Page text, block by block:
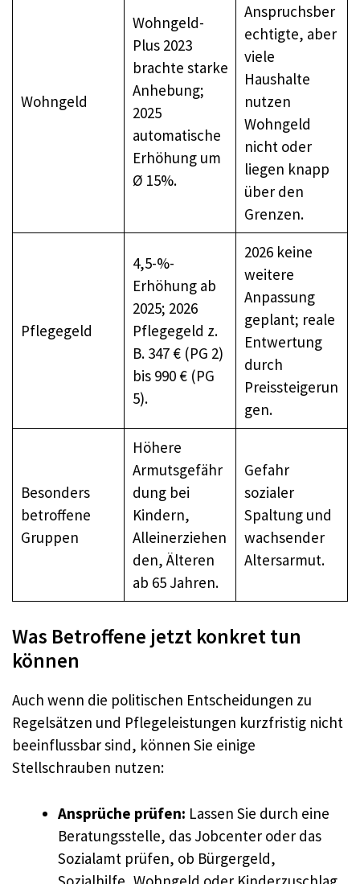
Wohngeld
Wohngeld-
Plus 2023
brachte starke
Anhebung;
2025
automatische
Erhöhung um
Ø 15%.
Anspruchsber
echtigte, aber
viele
Haushalte
nutzen
Wohngeld
nicht oder
liegen knapp
über den
Grenzen.
Pflegegeld
4,5-%-
Erhöhung ab
2025; 2026
Pflegegeld z.
B. 347 € (PG 2)
bis 990 € (PG
5).
2026 keine
weitere
Anpassung
geplant; reale
Entwertung
durch
Preissteigerun
gen.
Besonders
betroffene
Gruppen
Höhere
Armutsgefähr
dung bei
Kindern,
Alleinerziehen
den, Älteren
ab 65 Jahren.
Gefahr
sozialer
Spaltung und
wachsender
Altersarmut.
Was Betroffene jetzt konkret tun
können
Auch wenn die politischen Entscheidungen zu
Regelsätzen und Pflegeleistungen kurzfristig nicht
beeinflussbar sind, können Sie einige
Stellschrauben nutzen:
Ansprüche prüfen: Lassen Sie durch eine
Beratungsstelle, das Jobcenter oder das
Sozialamt prüfen, ob Bürgergeld,